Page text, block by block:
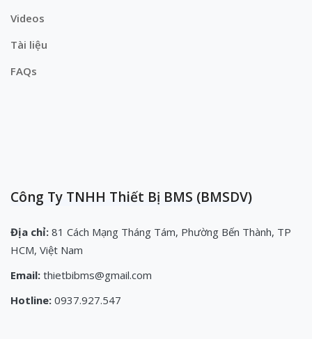
Videos
Tài liệu
FAQs
Công Ty TNHH Thiết Bị BMS (BMSDV)
Địa chỉ: 81 Cách Mạng Tháng Tám, Phường Bến Thành, TP
HCM, Việt Nam
Email: thietbibms@gmail.com
Hotline: 0937.927.547